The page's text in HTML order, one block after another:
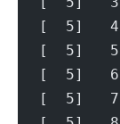
[  5]
[  5]
[  5]
[  5]